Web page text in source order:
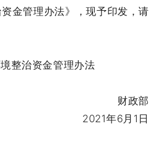
金管理办法》，现予印发，请
整治资金管理办法
财政部
2021年6月1日